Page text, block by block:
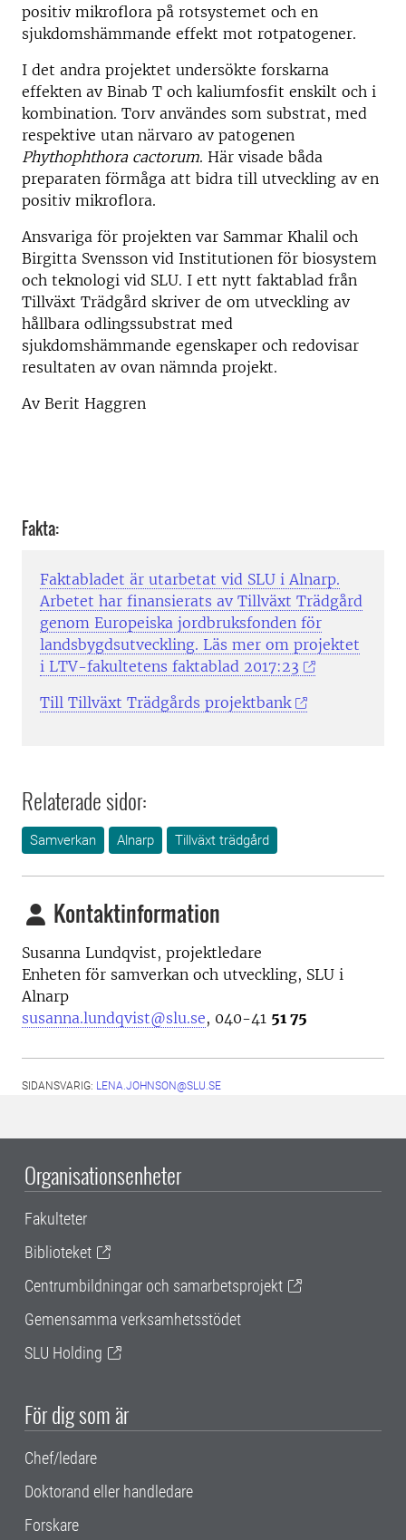
positiv mikroflora på rotsystemet och en
sjukdomshämmande effekt mot rotpatogener.
I det andra projektet undersökte forskarna
effekten av Binab T och kaliumfosfit enskilt och i
kombination. Torv användes som substrat, med
respektive utan närvaro av patogenen
Phythophthora cactorum. Här visade båda
preparaten förmåga att bidra till utveckling av en
positiv mikroflora.
Ansvariga för projekten var Sammar Khalil och
Birgitta Svensson vid Institutionen för biosystem
och teknologi vid SLU. I ett nytt faktablad från
Tillväxt Trädgård skriver de om utveckling av
hållbara odlingssubstrat med
sjukdomshämmande egenskaper och redovisar
resultaten av ovan nämnda projekt.
Av Berit Haggren
Fakta:
Faktabladet är utarbetat vid SLU i Alnarp.
Arbetet har finansierats av Tillväxt Trädgård
genom Europeiska jordbruksfonden för
landsbygdsutveckling. Läs mer om projektet
i LTV-fakultetens faktablad 2017:23
Till Tillväxt Trädgårds projektbank
Relaterade sidor:
Samverkan Alnarp Tillväxt trädgård
Kontaktinformation
Susanna Lundqvist, projektledare
Enheten för samverkan och utveckling, SLU i
Alnarp
susanna.lundqvist@slu.se, 040-41 51 75
SIDANSVARIG: LENA.JOHNSON@SLU.SE
Organisationsenheter
Fakulteter
Biblioteket
Centrumbildningar och samarbetsprojekt
Gemensamma verksamhetsstödet
SLU Holding
För dig som är
Chef/ledare
Doktorand eller handledare
Forskare